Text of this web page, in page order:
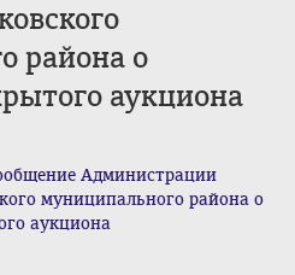
района о
аукциона
Администрации
муниципального района о
аукциона